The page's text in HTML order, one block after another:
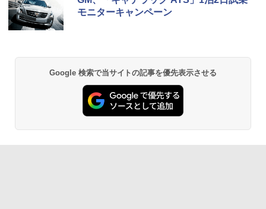
モニターキャンペーン
Google 検索で当サイトの記事を優先表示させる